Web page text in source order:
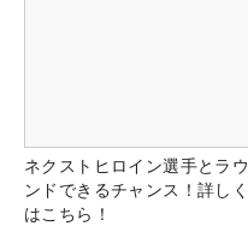
ネクストヒロイン選手とラウ
ンドできるチャンス！詳しく
はこちら！